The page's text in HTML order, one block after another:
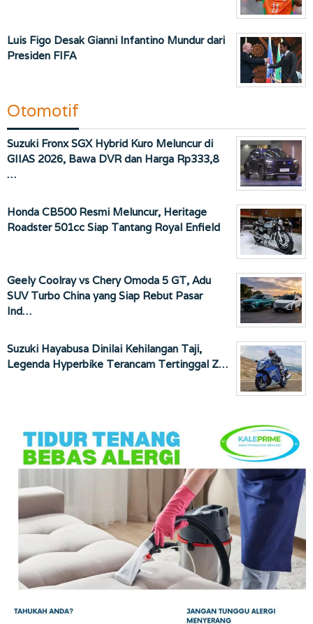
Luis Figo Desak Gianni Infantino Mundur dari
Presiden FIFA
Otomotif
Suzuki Fronx SGX Hybrid Kuro Meluncur di
GIIAS 2026, Bawa DVR dan Harga Rp333,8
…
Honda CB500 Resmi Meluncur, Heritage
Roadster 501cc Siap Tantang Royal Enfield
Geely Coolray vs Chery Omoda 5 GT, Adu
SUV Turbo China yang Siap Rebut Pasar
Ind…
Suzuki Hayabusa Dinilai Kehilangan Taji,
Legenda Hyperbike Terancam Tertinggal Z…